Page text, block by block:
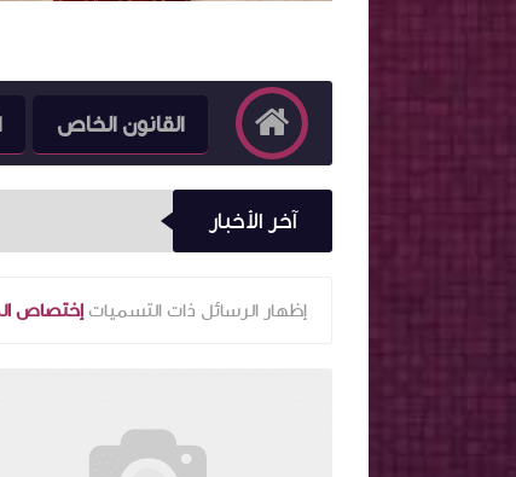
القانون الخاص
آخر الأخبار
‏إظهار الرسائل ذات التسميات إختصاص